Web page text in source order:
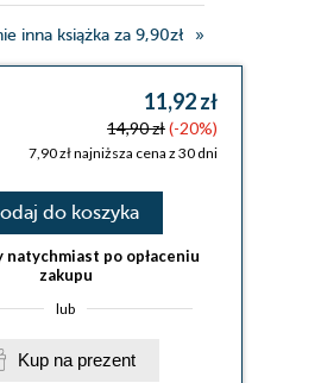
inna książka za 9,90zł
11,92 zł
14,90 zł(-20%)
7,90 zł najniższa cena z 30 dni
do koszyka
natychmiast po opłaceniu
zakupu
lub
Kup na prezent